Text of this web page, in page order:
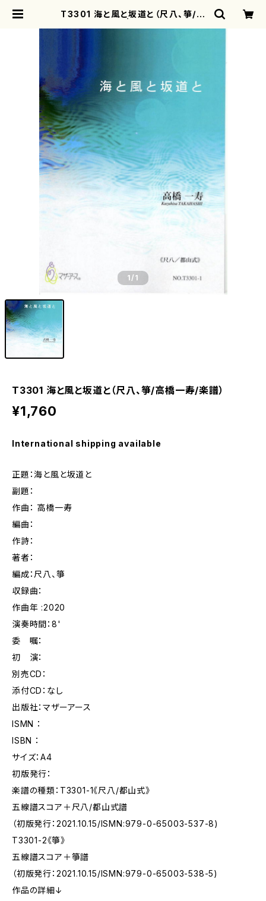
T3301 海と風と坂道と（尺八、箏/高
1/1
T3301 海と風と坂道と（尺八、箏/高橋一寿/楽譜）
¥1,760
International shipping available
正題：海と風と坂道と
副題：
作曲： 高橋一寿
編曲：
作詩：
著者：
編成：尺八、箏
収録曲：
作曲年 :2020
演奏時間：8'
委 嘱：
初 演：
別売CD：
添付CD：なし
出版社：マザーアース
ISMN ：
ISBN ：
サイズ：A4
初版発行：
楽譜の種類：T3301-1《尺八/都山式》
五線譜スコア＋尺八/都山式譜
（初版発行：2021.10.15/ISMN:979-0-65003-537-8)
T3301-2《箏》
五線譜スコア＋箏譜
（初版発行：2021.10.15/ISMN:979-0-65003-538-5)
作品の詳細↓